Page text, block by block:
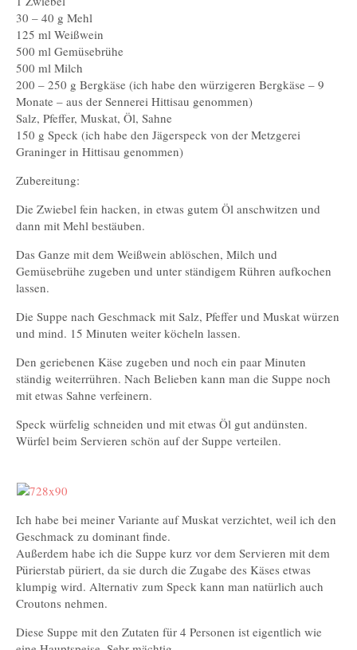
30 – 40 g Mehl
125 ml Weißwein
500 ml Gemüsebrühe
500 ml Milch
200 – 250 g Bergkäse (ich habe den würzigeren Bergkäse – 9
Monate – aus der Sennerei Hittisau genommen)
Salz, Pfeffer, Muskat, Öl, Sahne
150 g Speck (ich habe den Jägerspeck von der Metzgerei
Graninger in Hittisau genommen)
Zubereitung:
Die Zwiebel fein hacken, in etwas gutem Öl anschwitzen und
dann mit Mehl bestäuben.
Das Ganze mit dem Weißwein ablöschen, Milch und
Gemüsebrühe zugeben und unter ständigem Rühren aufkochen
lassen.
Die Suppe nach Geschmack mit Salz, Pfeffer und Muskat würzen
und mind. 15 Minuten weiter köcheln lassen.
Den geriebenen Käse zugeben und noch ein paar Minuten
ständig weiterrühren. Nach Belieben kann man die Suppe noch
mit etwas Sahne verfeinern.
Speck würfelig schneiden und mit etwas Öl gut andünsten.
Würfel beim Servieren schön auf der Suppe verteilen.
Ich habe bei meiner Variante auf Muskat verzichtet, weil ich den
Geschmack zu dominant finde.
Außerdem habe ich die Suppe kurz vor dem Servieren mit dem
Pürierstab püriert, da sie durch die Zugabe des Käses etwas
klumpig wird. Alternativ zum Speck kann man natürlich auch
Croutons nehmen.
Diese Suppe mit den Zutaten für 4 Personen ist eigentlich wie